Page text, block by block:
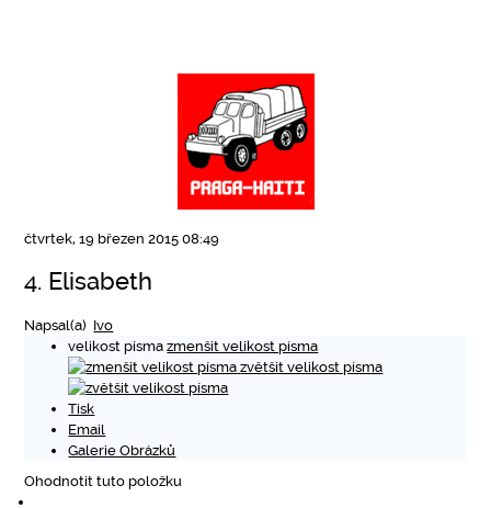
čtvrtek, 19 březen 2015 08:49
4. Elisabeth
Napsal(a) Ivo
velikost písma zmenšit velikost písma
zvětšit velikost písma
Tisk
Email
Galerie Obrázků
Ohodnotit tuto položku